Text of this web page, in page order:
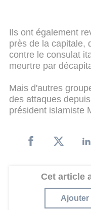
Ils ont également
près de la capitale,
contre le consulat
meurtre par
Mais d'autres
des attaques
président islamiste
Cet article
Ajouter